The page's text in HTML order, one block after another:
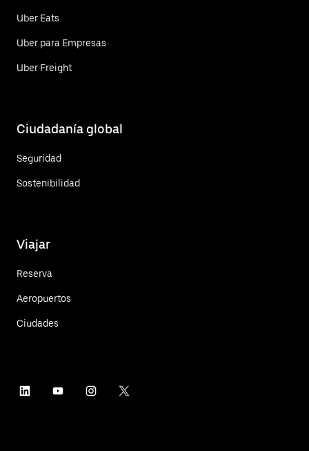
Uber Eats
Uber para Empresas
Uber Freight
Ciudadanía global
Seguridad
Sostenibilidad
Viajar
Reserva
Aeropuertos
Ciudades